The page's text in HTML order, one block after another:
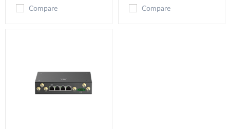
Compare Compare